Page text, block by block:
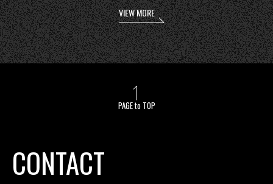
VIEW MORE
PAGE to TOP
CONTACT